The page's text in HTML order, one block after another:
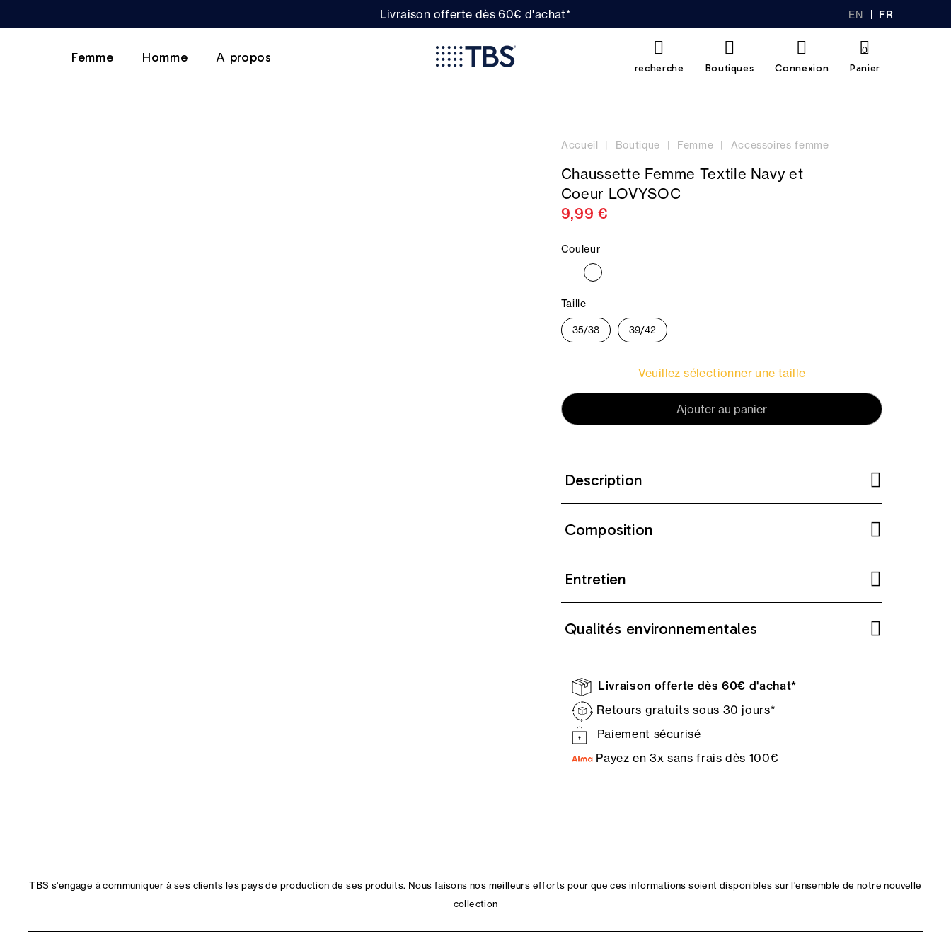
Livraison offerte dès 60€ d'achat* EN FR
Femme Homme A propos
recherche Boutiques Connexion Panier
0
Accueil Boutique Femme Accessoires femme
Chaussette Femme Textile Navy et
Coeur LOVYSOC
9,99 €
Couleur
Taille
35/38 39/42
Veuillez sélectionner une taille
Ajouter au panier
Description
Composition
Entretien
Qualités environnementales
Livraison offerte dès 60€ d'achat*
Retours gratuits sous 30 jours*
Paiement sécurisé
Payez en 3x sans frais dès 100€
TBS s'engage à communiquer à ses clients les pays de production de ses produits. Nous faisons nos meilleurs efforts pour que ces informations soient disponibles sur l'ensemble de notre nouvelle
collection